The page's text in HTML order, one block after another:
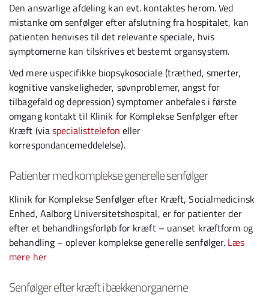
Den ansvarlige afdeling kan evt. kontaktes herom. Ved
mistanke om senfølger efter afslutning fra hospitalet, kan
patienten henvises til det relevante speciale, hvis
symptomerne kan tilskrives et bestemt organsystem.
Ved mere uspecifikke biopsykosociale (træthed, smerter,
kognitive vanskeligheder, søvnproblemer, angst for
tilbagefald og depression) symptomer anbefales i første
omgang kontakt til Klinik for Komplekse Senfølger efter
Kræft (viaspecialisttelefon eller
korrespondancemeddelelse).
Patienter med komplekse generelle senfølger
Klinik for Komplekse Senfølger efter Kræft, Socialmedicinsk
Enhed, Aalborg Universitetshospital, er for patienter der
efter et behandlingsforløb for kræft – uanset kræftform og
behandling – oplever komplekse generelle senfølger. Læs
mere her
Senfølger efter kræft i bækkenorganerne